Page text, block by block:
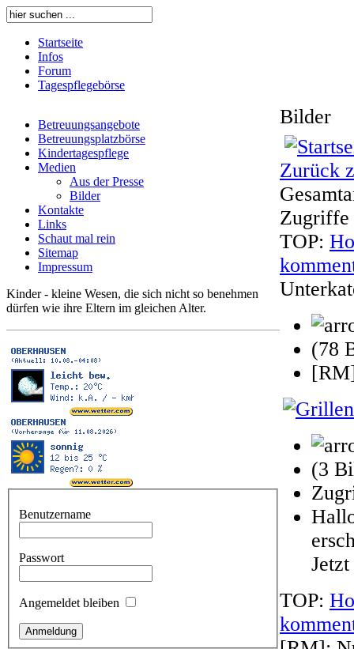
Startseite
Infos
Forum
Tagespflegebörse
Betreuungsangebote
Betreuungsplatzbörse
Kindertagespflege
Medien
Aus der Presse
Bilder
Kontakte
Links
Schaut mal rein
Sitemap
Impressum
Kinder - kleine Wesen, die sich nicht so benehmen
dürfen wie ihre Eltern im gleichen Alter.
Benutzername
Passwort
Angemeldet bleiben
Bilder
Zurück
Zugriffe
TOP:
(78
(3
TOP: